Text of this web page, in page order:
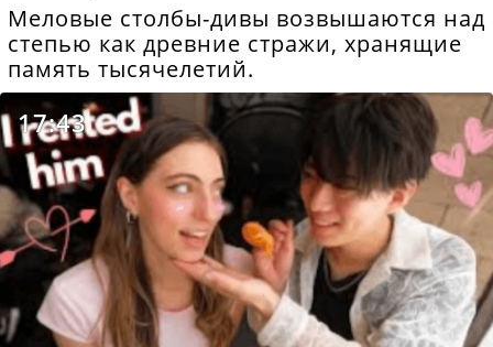
Меловые столбы-дивы возвышаются над
степью как древние стражи, хранящие
память тысячелетий.
17:43